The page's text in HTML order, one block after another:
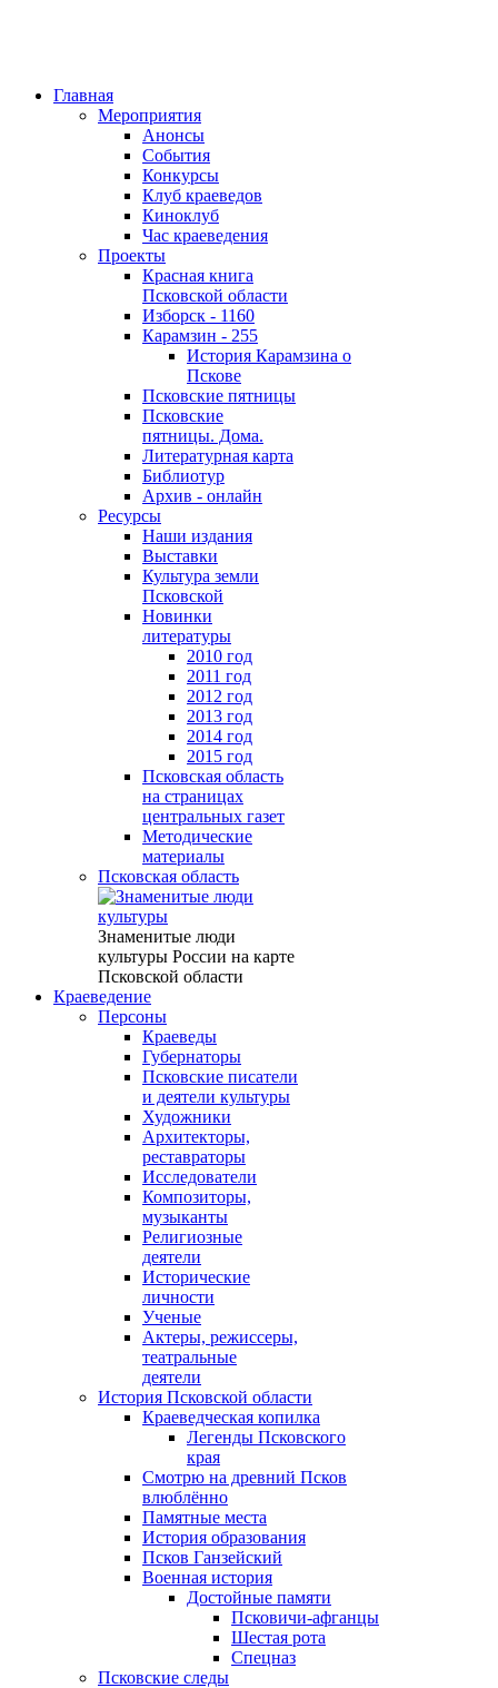
Главная
Мероприятия
Анонсы
События
Конкурсы
Клуб краеведов
Киноклуб
Час краеведения
Проекты
Красная книга
Псковской области
Изборск - 1160
Карамзин - 255
История Карамзина о
Пскове
Псковские пятницы
Псковские
пятницы. Дома.
Литературная карта
Библиотур
Архив - онлайн
Ресурсы
Наши издания
Выставки
Культура земли
Псковской
Новинки
литературы
2010 год
2011 год
2012 год
2013 год
2014 год
2015 год
Псковская область
на страницах
центральных газет
Методические
материалы
Псковская область
Знаменитые люди
культуры России на карте
Псковской области
Краеведение
Персоны
Краеведы
Губернаторы
Псковские писатели
и деятели культуры
Художники
Архитекторы,
реставраторы
Исследователи
Композиторы,
музыканты
Религиозные
деятели
Исторические
личности
Ученые
Актеры, режиссеры,
театральные
деятели
История Псковской области
Краеведческая копилка
Легенды Псковского
края
Смотрю на древний Псков
влюблённо
Памятные места
История образования
Псков Ганзейский
Военная история
Достойные памяти
Псковичи-афганцы
Шестая рота
Спецназ
Псковские следы